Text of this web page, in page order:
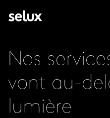
Nos
vont au-
lumière